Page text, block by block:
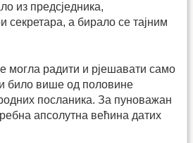
из предсједника,
секретара, а бирало се тајним
могла радити и рјешавати само
било више од половине
посланика. За пуноважан
апсолутна већина датих